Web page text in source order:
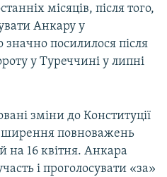
місяців, після того,
Анкару у
посилилося після
у Туреччині у липні
зміни до Конституції
повноважень
на 16 квітня. Анкара
і проголосувати «за»